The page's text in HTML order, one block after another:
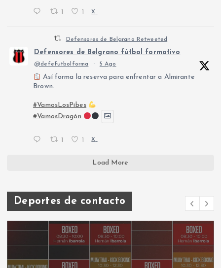
X
Defensores de Belgrano Retweeted
Defensores de Belgrano fútbol formativo
@defefutbolforma · 5 Ago
Así forma la reserva para enfrentar a Almirante
Brown.
#VamosLosPibes
#VamosDragón
1 1 X
Load More
Deportes de contacto